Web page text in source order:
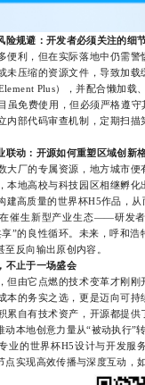
险规避：开发者必须关注的细
利，但在实际落地中仍需警
未压缩的资源文件，导致加
Plus），并配合懒加
虽免费使用，但必须严格遵
内部代码审查机制，定期扫
联动：开源如何重塑区域创新
厂的专属资源，地方城市便
本地高校与科技园区相继孵
建高质量的世界杯H5作品，
催生新型产业生态——研发
”的良性循环。未来，呼和
反向输出原创内容。
不止于一场盛会
由它点燃的技术变革才刚刚
本的务实之选，更是迈向可持
累自有技术资产，开源都提
动本地创意力量从“被动执行”
的世界杯H5设计与开发服
点实现高效传播与深度互动，